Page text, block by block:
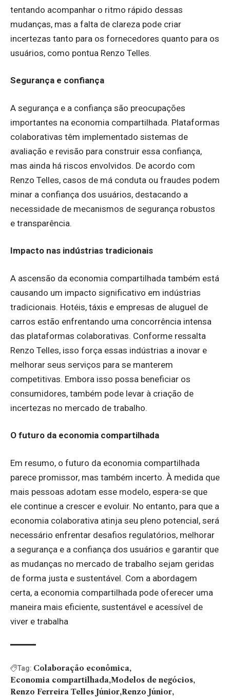
tentando acompanhar o ritmo rápido dessas
mudanças, mas a falta de clareza pode criar
incertezas tanto para os fornecedores quanto para os
usuários, como pontua Renzo Telles.
Segurança e confiança
A segurança e a confiança são preocupações
importantes na economia compartilhada. Plataformas
colaborativas têm implementado sistemas de
avaliação e revisão para construir essa confiança,
mas ainda há riscos envolvidos. De acordo com
Renzo Telles, casos de má conduta ou fraudes podem
minar a confiança dos usuários, destacando a
necessidade de mecanismos de segurança robustos
e transparência.
Impacto nas indústrias tradicionais
A ascensão da economia compartilhada também está
causando um impacto significativo em indústrias
tradicionais. Hotéis, táxis e empresas de aluguel de
carros estão enfrentando uma concorrência intensa
das plataformas colaborativas. Conforme ressalta
Renzo Telles, isso força essas indústrias a inovar e
melhorar seus serviços para se manterem
competitivas. Embora isso possa beneficiar os
consumidores, também pode levar à criação de
incertezas no mercado de trabalho.
O futuro da economia compartilhada
Em resumo, o futuro da economia compartilhada
parece promissor, mas também incerto. À medida que
mais pessoas adotam esse modelo, espera-se que
ele continue a crescer e evoluir. No entanto, para que a
economia colaborativa atinja seu pleno potencial, será
necessário enfrentar desafios regulatórios, melhorar
a segurança e a confiança dos usuários e garantir que
as mudanças no mercado de trabalho sejam geridas
de forma justa e sustentável. Com a abordagem
certa, a economia compartilhada pode oferecer uma
maneira mais eficiente, sustentável e acessível de
viver e trabalha
Tag: Colaboração econômica
Economia compartilhada Modelos de negócios
Renzo Ferreira Telles Júnior Renzo Júnior